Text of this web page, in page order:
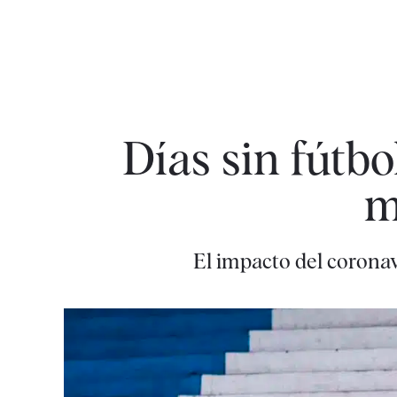
Días sin
El impacto del